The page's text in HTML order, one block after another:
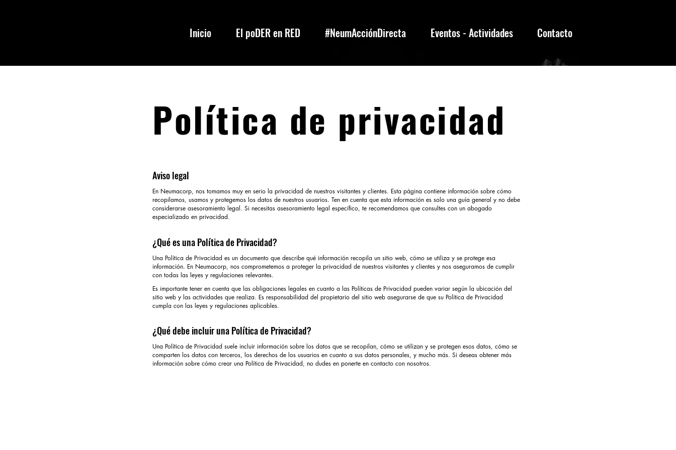
Inicio El poDER en RED #NeumAcciónDirecta Eventos - Actividades Contacto
Política de privacidad
Aviso legal
En Neumacorp, nos tomamos muy en serio la privacidad de nuestros visitantes y clientes. Esta página contiene información sobre cómo
recopilamos, usamos y protegemos los datos de nuestros usuarios. Ten en cuenta que esta información es solo una guía general y no debe
considerarse asesoramiento legal. Si necesitas asesoramiento legal específico, te recomendamos que consultes con un abogado
especializado en privacidad.
¿Qué es una Política de Privacidad?
Una Política de Privacidad es un documento que describe qué información recopila un sitio web, cómo se utiliza y se protege esa
información. En Neumacorp, nos comprometemos a proteger la privacidad de nuestros visitantes y clientes y nos aseguramos de cumplir
con todas las leyes y regulaciones relevantes.
Es importante tener en cuenta que las obligaciones legales en cuanto a las Políticas de Privacidad pueden variar según la ubicación del
sitio web y las actividades que realiza. Es responsabilidad del propietario del sitio web asegurarse de que su Política de Privacidad
cumpla con las leyes y regulaciones aplicables.
¿Qué debe incluir una Política de Privacidad?
Una Política de Privacidad suele incluir información sobre los datos que se recopilan, cómo se utilizan y se protegen esos datos, cómo se
comparten los datos con terceros, los derechos de los usuarios en cuanto a sus datos personales, y mucho más. Si deseas obtener más
información sobre cómo crear una Política de Privacidad, no dudes en ponerte en contacto con nosotros.